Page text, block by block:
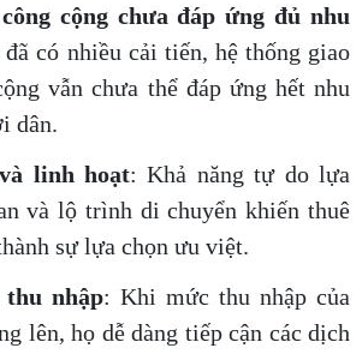
cộng chưa đáp ứng đủ nhu
có nhiều cải tiến, hệ thống giao
vẫn chưa thể đáp ứng hết nhu
dân.
linh hoạt: Khả năng tự do lựa
và lộ trình di chuyển khiến thuê
sự lựa chọn ưu việt.
thu nhập: Khi mức thu nhập của
lên, họ dễ dàng tiếp cận các dịch